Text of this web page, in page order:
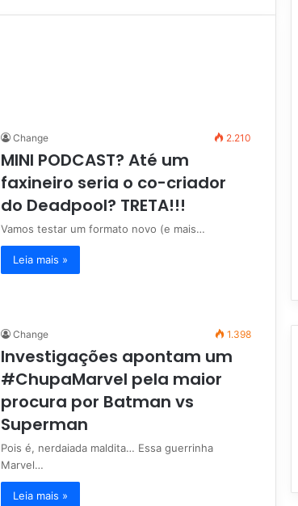
Change 2.210
MINI PODCAST? Até um
faxineiro seria o co-criador
do Deadpool? TRETA!!!
Vamos testar um formato novo (e mais…
Leia mais »
Change 1.398
Investigações apontam um
#ChupaMarvel pela maior
procura por Batman vs
Superman
Pois é, nerdaiada maldita… Essa guerrinha
Marvel…
Leia mais »